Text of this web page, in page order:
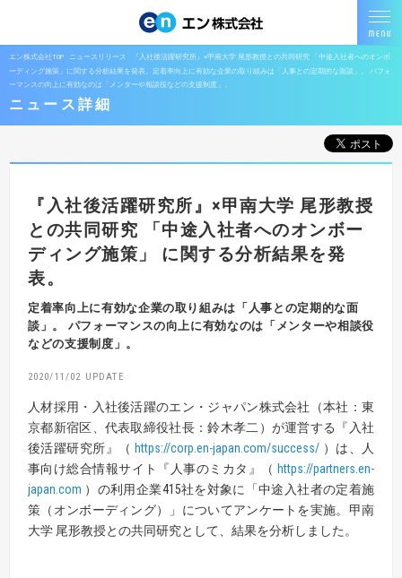
エン株式会社TOP ニュースリリース
『入社後活躍研究所』×甲南大学 尾形教授との共同研究 「中途入社者へのオンボ
ーディング施策」に関する分析結果を発表。定着率向上に有効な企業の取り組みは「人事との定期的な面談」。 パフォ
ーマンスの向上に有効なのは「メンターや相談役などの支援制度」。
ニュース詳細
『入社後活躍研究所』×甲南大学 尾形教授
との共同研究
「中途入社者へのオンボー
ディング施策」 に関する分析結果を発
表。
定着率向上に有効な企業の取り組みは「人事との定期的な面
談」。 パフォーマンスの向上に有効なのは「メンターや相談役
などの支援制度」。
2020/11/02
人材採用・入社後活躍のエン・ジャパン株式会社（本社：東
京都新宿区、代表取締役社長：鈴木孝二）が運営する『入社
後活躍研究所』（ https://corp.en-japan.com/success/ ）は、人
事向け総合情報サイト『人事のミカタ』（ https://partners.en-
japan.com ）の利用企業415社を対象に「中途入社者の定着施
策（オンボーディング）」についてアンケートを実施。甲南
大学 尾形教授との共同研究として、結果を分析しました。